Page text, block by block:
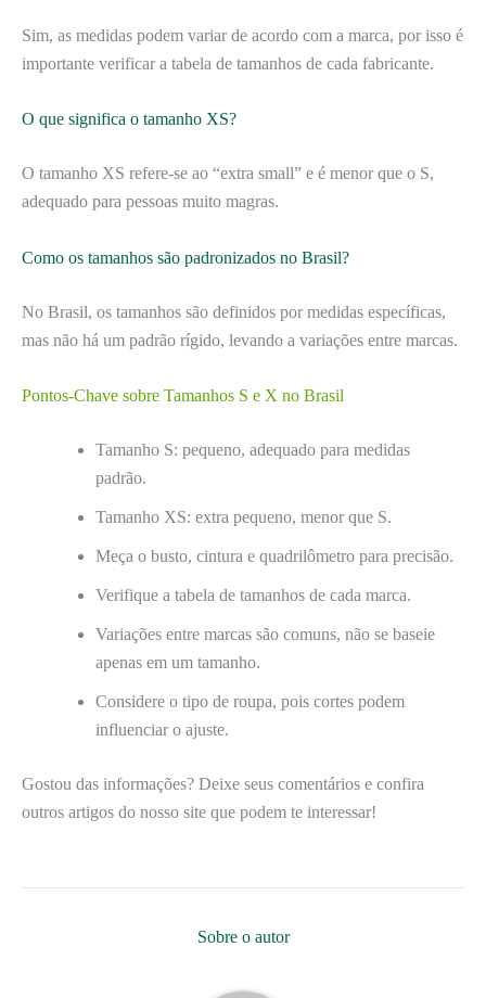
Sim, as medidas podem variar de acordo com a marca, por isso é
importante verificar a tabela de tamanhos de cada fabricante.
O que significa o tamanho XS?
O tamanho XS refere-se ao “extra small” e é menor que o S,
adequado para pessoas muito magras.
Como os tamanhos são padronizados no Brasil?
No Brasil, os tamanhos são definidos por medidas específicas,
mas não há um padrão rígido, levando a variações entre marcas.
Pontos-Chave sobre Tamanhos S e X no Brasil
Tamanho S: pequeno, adequado para medidas
padrão.
Tamanho XS: extra pequeno, menor que S.
Meça o busto, cintura e quadrilômetro para precisão.
Verifique a tabela de tamanhos de cada marca.
Variações entre marcas são comuns, não se baseie
apenas em um tamanho.
Considere o tipo de roupa, pois cortes podem
influenciar o ajuste.
Gostou das informações? Deixe seus comentários e confira
outros artigos do nosso site que podem te interessar!
Sobre o autor